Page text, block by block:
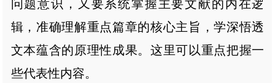
问题意识，又要系统掌握主要文献的内在逻
辑，准确理解重点篇章的核心主旨，学深悟透
文本蕴含的原理性成果。这里可以重点把握一
些代表性内容。